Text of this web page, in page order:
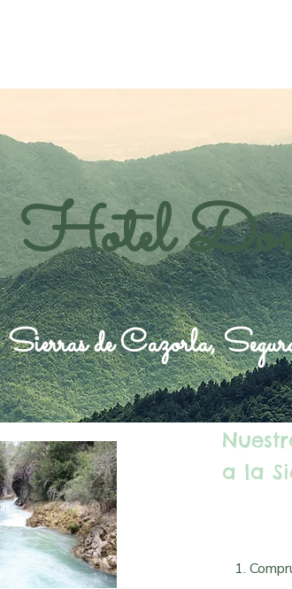
a la
1.
Hotel
Sierras de Cazorla,